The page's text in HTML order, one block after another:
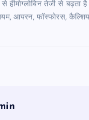
तेजी से बढ़ता
आयरन, फॉस्फोरस,